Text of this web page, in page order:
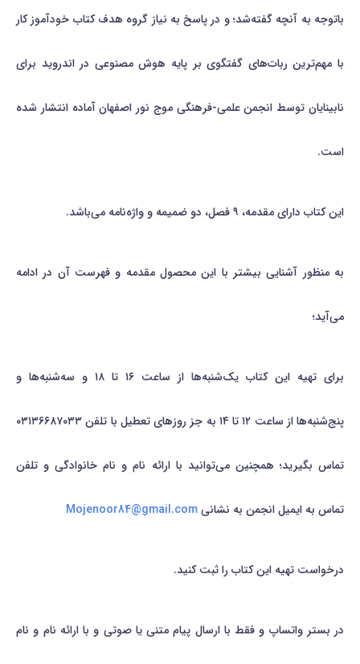
باتوجه به آنچه گفته‌شد؛ و در پاسخ به نیاز گروه هدف کتاب خودآموز کار
با مهم‌ترین ربات‌های گفتگوی بر پایه هوش مصنوعی در اندروید برای
نابینایان توسط انجمن علمی-فرهنگی موج نور اصفهان آماده انتشار شده
است.
این کتاب دارای مقدمه، ۹ فصل، دو ضمیمه و واژه‌نامه می‌باشد.
به منظور آشنایی بیشتر با این محصول مقدمه و فهرست آن در ادامه
می‌آید؛
برای تهیه این کتاب یک‌شنبه‌ها از ساعت ۱۶ تا ۱۸ و سه‌شنبه‌ها و
پنج‌شنبه‌ها از ساعت ۱۲ تا ۱۴ به جز روزهای تعطیل با تلفن ۰۳۱۳۶۶۸۷۰۳۳
تماس بگیرید؛ همچنین می‌توانید با ارائه نام و نام خانوادگی و تلفن
تماس به ایمیل انجمن به نشانیMojenoor84@gmail.com
درخواست تهیه این کتاب را ثبت کنید.
در بستر واتساپ و فقط با ارسال پیام متنی یا صوتی و با ارائه نام و نام